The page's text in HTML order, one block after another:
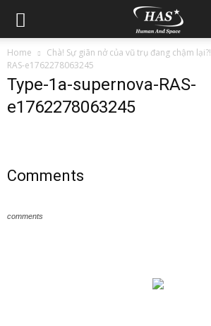
Home Chà! Sự giãn nở của vũ trụ đang chậm lại?!
RAS-e1762278063245
Type-1a-supernova-RAS-
e1762278063245
Comments
comments